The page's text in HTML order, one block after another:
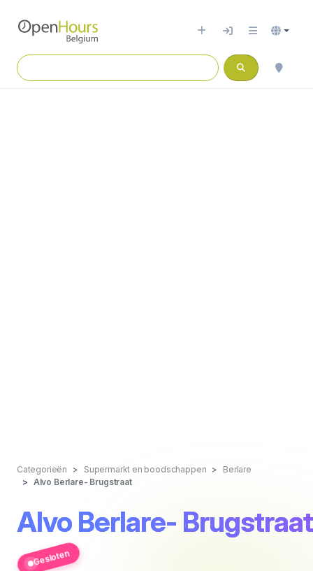
Categorieën Supermarkt en boodschappen
Berlare
Alvo Berlare- Brugstraat
Alvo Berlare- Brugstraat
Gesloten